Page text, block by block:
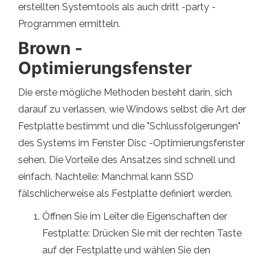
erstellten Systemtools als auch dritt -party -
Programmen ermitteln.
Brown -
Optimierungsfenster
Die erste mögliche Methoden besteht darin, sich
darauf zu verlassen, wie Windows selbst die Art der
Festplatte bestimmt und die "Schlussfolgerungen"
des Systems im Fenster Disc -Optimierungsfenster
sehen. Die Vorteile des Ansatzes sind schnell und
einfach. Nachteile: Manchmal kann SSD
fälschlicherweise als Festplatte definiert werden.
Öffnen Sie im Leiter die Eigenschaften der
Festplatte: Drücken Sie mit der rechten Taste
auf der Festplatte und wählen Sie den